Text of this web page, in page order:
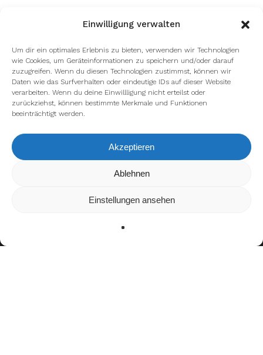
Einwilligung verwalten
Um dir ein optimales Erlebnis zu bieten, verwenden wir Technologien
wie Cookies, um Geräteinformationen zu speichern und/oder darauf
zuzugreifen. Wenn du diesen Technologien zustimmst, können wir
Daten wie das Surfverhalten oder eindeutige IDs auf dieser Website
verarbeiten. Wenn du deine Einwillligung nicht erteilst oder
zurückziehst, können bestimmte Merkmale und Funktionen
beeinträchtigt werden.
Akzeptieren
Ablehnen
Einstellungen ansehen
Wir verwenden Cookies, um dir die bestmögliche Erfahrung auf
kannst du erfahren, welche Cookies wir
verwenden oder sie ausschalten.